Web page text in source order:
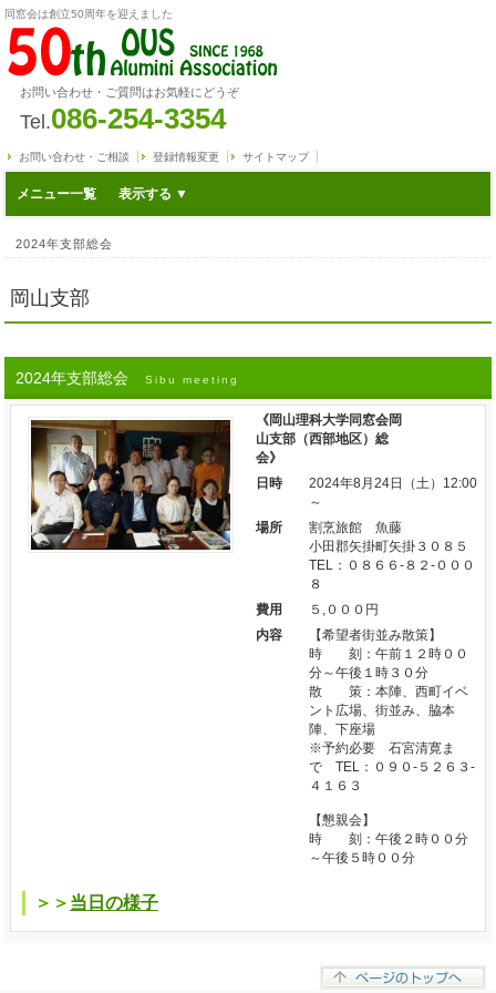
同窓会は創立50周年を迎えました
お問い合わせ・ご質問はお気軽にどうぞ
Tel.086-254-3354
お問い合わせ・ご相談 登録情報変更 サイトマップ
メニュー一覧
2024年支部総会
岡山支部
2024年支部総会 Sibu meeting
《岡山理科大学同窓会岡
山支部（西部地区）総
会》
日時
2024年8月24日（土）12:00
～
場所
割烹旅館 魚藤
小田郡矢掛町矢掛３０８５
TEL：０８６６-８２-０００
８
費用
５,０００円
内容
【希望者街並み散策】
時 刻：午前１２時００
分～午後１時３０分
散 策：本陣、西町イベ
ント広場、街並み、脇本
陣、下座場
※予約必要 石宮清寛ま
で TEL：０９０-５２６３-
４１６３
【懇親会】
時 刻：午後２時００分
～午後５時００分
＞＞ 当日の様子